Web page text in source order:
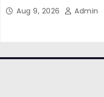
Aug 9, 2026 Admin